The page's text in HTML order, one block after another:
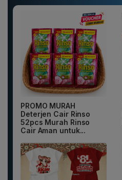
PROMO MURAH
Deterjen Cair Rinso
52pcs Murah Rinso
Cair Aman untuk...